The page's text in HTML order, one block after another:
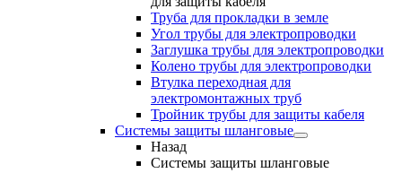
Труба для прокладки в земле
Угол трубы для электропроводки
Заглушка трубы для электропроводки
Колено трубы для электропроводки
Втулка переходная для
электромонтажных труб
Тройник трубы для защиты кабеля
Системы защиты шланговые
Назад
Системы защиты шланговые